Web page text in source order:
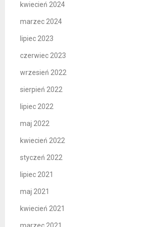
kwiecień 2024
marzec 2024
lipiec 2023
czerwiec 2023
wrzesień 2022
sierpień 2022
lipiec 2022
maj 2022
kwiecień 2022
styczeń 2022
lipiec 2021
maj 2021
kwiecień 2021